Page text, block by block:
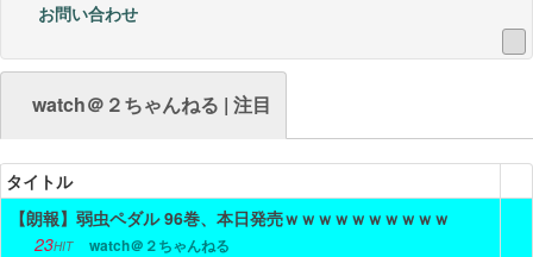
1週間内ランキング
1ヶ月内ランキング
ニュース
エンタメ
お問い合わせ
watch＠２ちゃんねる | 注目
タイトル
【朗報】弱虫ペダル 96巻、本日発売ｗｗｗｗｗｗｗｗｗｗ
23HIT watch＠２ちゃんねる